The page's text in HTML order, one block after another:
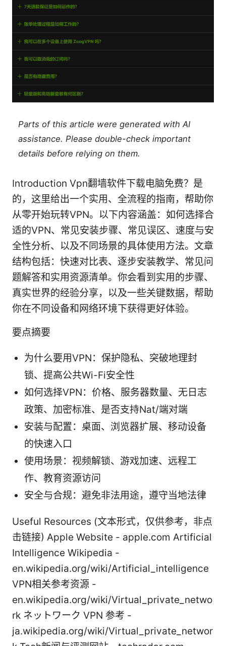
Parts of this article were generated with AI
assistance. Please double-check important
details before relying on them.
Introduction Vpn翻墙软件下载电脑免费？是
的，这里给出一个实用、全流程的指南，帮助你
从零开始玩转VPN。以下内容涵盖：如何选择合
适的VPN、常见安装步骤、常见误区、速度与安
全性分析、以及不同场景的具体使用方法。文章
结构包括：快速对比表、逐步安装教学、常见问
题解答和实用资源清单。你会看到实用的步骤、
真实世界的经验分享，以及一些关键数据，帮助
你在不同设备和网络环境下获得更好体验。
要点摘要
为什么要用VPN：保护隐私、突破地理封
锁、提高公共Wi-Fi安全性
如何选择VPN：价格、服务器数量、无日志
政策、加密标准、是否支持Nat/端对端
安装与配置：桌面、浏览器扩展、移动设备
的快速入口
使用场景：视频解锁、游戏加速、远程工
作、教育资源访问
安全与合规：避免非法用途，遵守当地法律
Useful Resources (文本形式，仅供参考，非点
击链接) Apple Website - apple.com Artificial
Intelligence Wikipedia -
en.wikipedia.org/wiki/Artificial_intelligence
VPN相关参考资源 -
en.wikipedia.org/wiki/Virtual_private_netwo
rk ネットワーク VPN 参考 -
ja.wikipedia.org/wiki/Virtual_private_networ